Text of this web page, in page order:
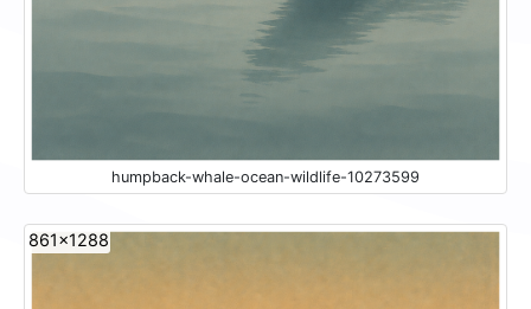
humpback-whale-ocean-wildlife-10273599
861x1288